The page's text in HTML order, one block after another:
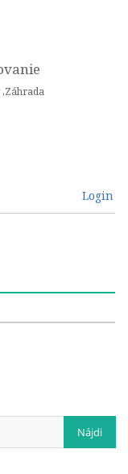
,Záhrada
Login